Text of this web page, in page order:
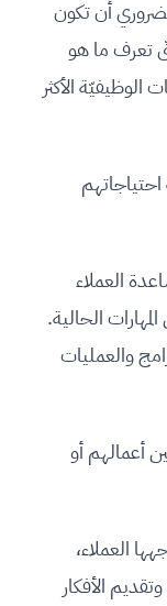
أن تكون
تعرف ما هو
الأكثر
احتياجاتهم
العملاء
الحالية.
والعمليات
أعمالهم أو
العملاء،
الأفكار